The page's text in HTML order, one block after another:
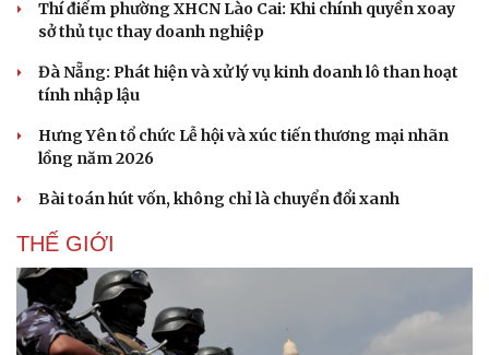
Doanh nghiệp
Thông tin doanh nghiệp
Doanh nghiệp 24h
Vì cộng đồng
Sành điệu
Chuyển đổi số
Thí điểm phường XHCN Lào Cai: Khi chính quyền xoay
sở thủ tục thay doanh nghiệp
Đà Nẵng: Phát hiện và xử lý vụ kinh doanh lô than hoạt
tính nhập lậu
Hưng Yên tổ chức Lễ hội và xúc tiến thương mại nhãn
lồng năm 2026
Bài toán hút vốn, không chỉ là chuyển đổi xanh
THẾ GIỚI